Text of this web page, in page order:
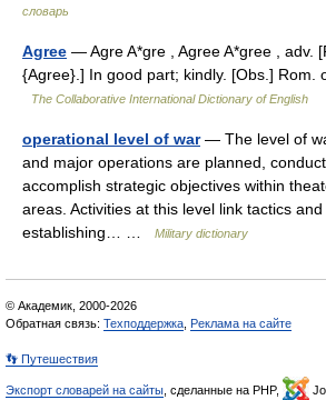
словарь
Agree — Agre A*gre , Agree A*gree , adv.
{Agree}.] In good part; kindly. [Obs.] Rom.
The Collaborative International Dictionary of English
operational level of war— The level of
and major operations are planned,
accomplish strategic objectives within
areas. Activities at this level link tactics
establishing… …
Military dictionary
© Академик, 2000-2026
Обратная связь: Техподдержка Реклама на сайте
👣 Путешествия
Экспорт словарей на сайты , сделанные на PHP,